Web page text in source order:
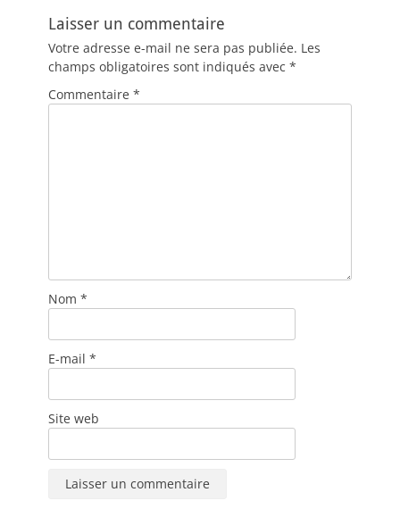
Laisser un commentaire
Votre adresse e-mail ne sera pas publiée. Les
champs obligatoires sont indiqués avec *
Commentaire *
Nom *
E-mail *
Site web